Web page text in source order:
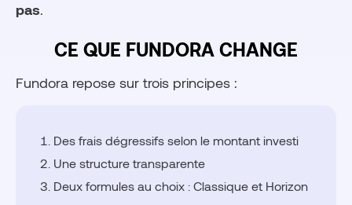
pas.
CE QUE FUNDORA CHANGE
Fundora repose sur trois principes :
Des frais dégressifs selon le montant investi
Une structure transparente
Deux formules au choix : Classique et Horizon